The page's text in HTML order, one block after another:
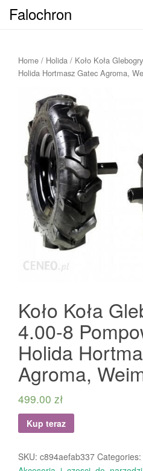
Falochron
Home / Holida / Koło Koła
Holida Hortmasz Gatec Agroma,
Koło Koła
4.00-8
Holida
Agroma,
499.00 zł
Kup teraz
SKU: c894aefab337 Categories: